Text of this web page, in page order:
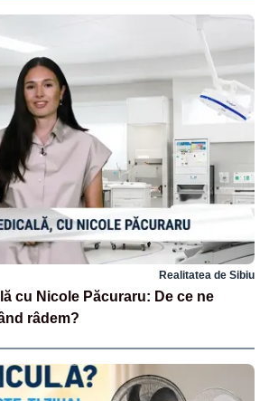
Realitatea de Sibiu
cu Nicole Păcuraru: De ce ne
râdem?